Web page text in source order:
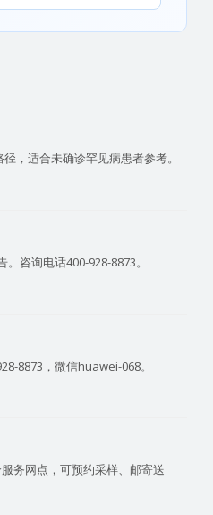
，适合未确诊罕见病患者参考。
咨询电话400-928-8873。
8873，微信huawei-068。
务网点，可预约采样、邮寄送